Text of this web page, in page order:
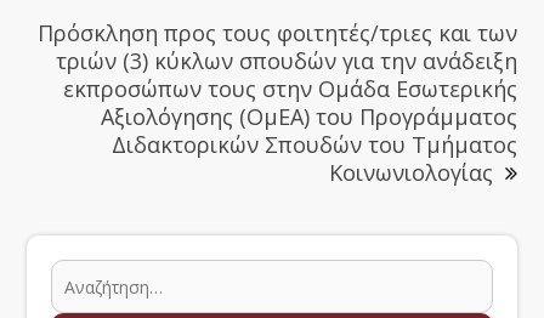
Πρόσκληση προς τους φοιτητές/τριες και των
τριών (3) κύκλων σπουδών για την ανάδειξη
εκπροσώπων τους στην Ομάδα Εσωτερικής
Αξιολόγησης (ΟμΕΑ) του Προγράμματος
Διδακτορικών Σπουδών του Τμήματος
Κοινωνιολογίας